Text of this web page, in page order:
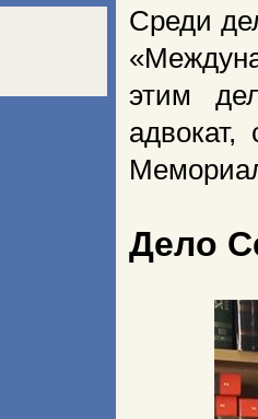
Среди
этим
Дело